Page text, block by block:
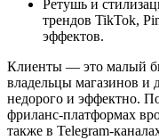
Ретушь и
трендов TikTok,
эффектов.
Клиенты — это малый
владельцы магазинов
недорого и эффектно.
фриланс-платформах
также в